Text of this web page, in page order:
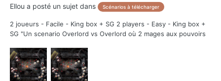
Ellou a posté un sujet dans Scénarios à télécharger
2 joueurs - Facile - King box + SG 2 players - Easy - King box +
SG "Un scenario Overlord vs Overlord où 2 mages aux pouvoirs
Pour plus de détails:...